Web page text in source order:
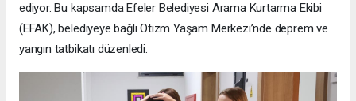
ediyor. Bu kapsamda Efeler Belediyesi Arama Kurtarma Ekibi
(EFAK), belediyeye bağlı Otizm Yaşam Merkezi’nde deprem ve
yangın tatbikatı düzenledi.